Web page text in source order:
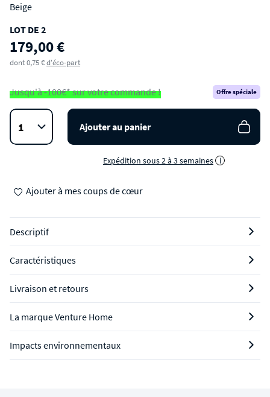
NIGHT
Lot de 2 chaises en velours et métal
Beige
LOT DE 2
179,00 €
dont 0,75 €d'éco-part
Jusqu'à -100€* sur votre commande ! Offre spéciale
Ajouter au panier
Expédition sous 2 à 3 semaines i
Ajouter à mes coups de cœur
Descriptif
Caractéristiques
Livraison et retours
La marque Venture Home
Impacts environnementaux